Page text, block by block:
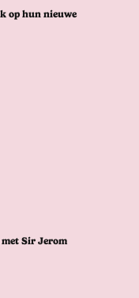
op hun nieuwe
met Sir Jerom